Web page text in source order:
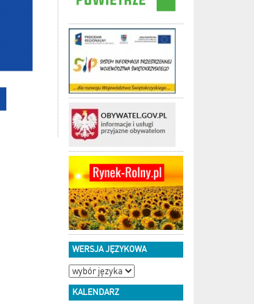
WERSJA JĘZYKOWA
KALENDARZ